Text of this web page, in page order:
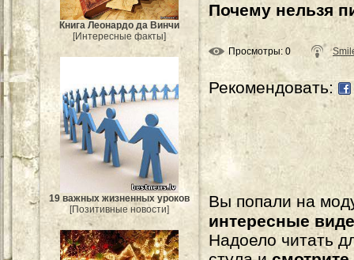
Книга Леонардо да Винчи
[Интересные факты]
19 важных жизненных уроков
[Позитивные новости]
Почему нельзя
Просмотры: 0
Рекомендовать:
Вы попали на
интересные
Надоело читать